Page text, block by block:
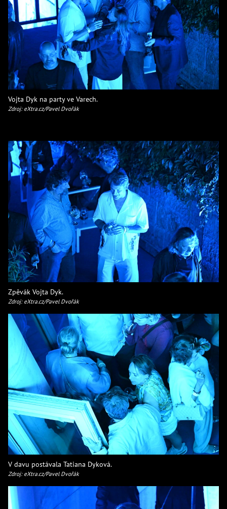
Vojta Dyk na party ve Varech.
Zdroj: eXtra.cz/Pavel Dvořák
Zpěvák Vojta Dyk.
Zdroj: eXtra.cz/Pavel Dvořák
V davu postávala Tatiana Dyková.
Zdroj: eXtra.cz/Pavel Dvořák